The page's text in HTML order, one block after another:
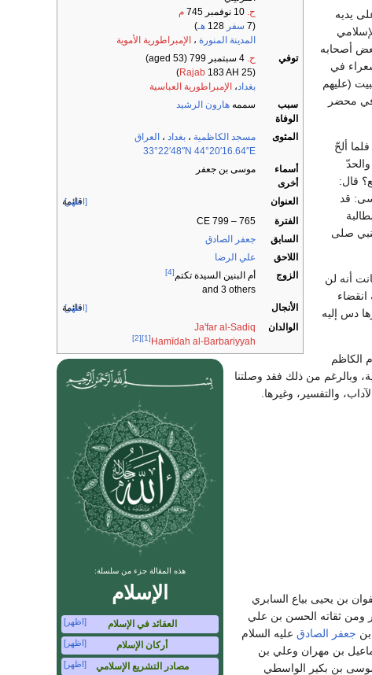
ح.
م
(7
سفر هـ)
المدينة المنورة ، الإمبراطورية الأموية
توفي
ح.
(aged 53)
(25
Rajab 183 AH)
بغداد، الإمبراطورية العباسية
سبب
الوفاة
سممه هارون الرشيد
المثوى مسجد الكاظمية ، بغداد ، العراق
33°22′48″N 44°20′16.64″E
أسماء
أخرى
موسى بن جعفر
العنوان قائمة
[اظهر]
الفترة
765 – 799 CE
السابق
جعفر الصادق
اللاحق
علي الرضا
الزوج
أم البنين السيدة تكتم[4]
and 3 others
الأنجال
قائمة
[اظهر]
الوالدان
Ja'far al-Sadiq
Hamīdah al-Barbariyyah
[1]
[2]
هذه المقالة جزء من سلسلة:
الإسلام
العقائد في الإسلام [اظهر]
أركان الإسلام [اظهر]
مصادر التشريع الإسلامي [اظهر]
يديه
أصحابه
في
(عليهم
في محضر
ألحّ
قال:
قد
صلى
أنه لن
دس إليه
الكاظم
وبالرغم من ذلك فقد وصلتنا
والتفسير، وغيرها.
بن يحيى بياع السابري
ومن ثقاته الحسن بن علي
جعفر الصادق عليه السلام
بن مهران وعلي بن
بن بكير الواسطي